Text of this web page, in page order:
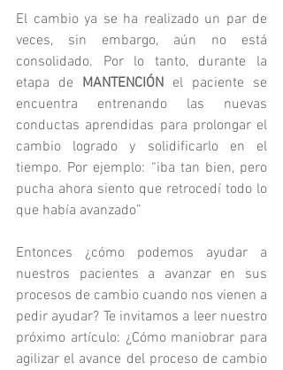
El cambio ya se ha realizado un par de
veces, sin embargo, aún no está
consolidado. Por lo tanto, durante la
etapa de MANTENCIÓN el paciente se
encuentra entrenando las nuevas
conductas aprendidas para prolongar el
cambio logrado y solidificarlo en el
tiempo. Por ejemplo: “iba tan bien, pero
pucha ahora siento que retrocedí todo lo
que había avanzado”
Entonces ¿cómo podemos ayudar a
nuestros pacientes a avanzar en sus
procesos de cambio cuando nos vienen a
pedir ayudar? Te invitamos a leer nuestro
próximo artículo: ¿Cómo maniobrar para
agilizar el avance del proceso de cambio